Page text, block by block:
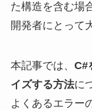
た構造を含む場
開発者にとって
本記事では、 C#
イズする方法に
よくあるエラー